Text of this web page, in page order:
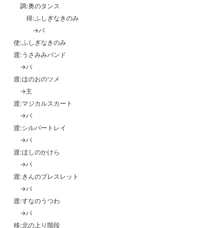
調:奥のタンス
得:ふしぎなきのみ
→バ
使:ふしぎなきのみ
渡:うさみみバンド
→バ
渡:ほのおのツメ
→主
渡:マジカルスカート
→バ
渡:シルバートレイ
→バ
渡:ほしのかけら
→バ
渡:きんのブレスレット
→バ
渡:すなのうつわ
→バ
移:北の上り階段